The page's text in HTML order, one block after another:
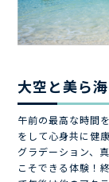
大空と美ら
午前の最高な時間
をして心身共に健
グラデーション、
こそできる体験！